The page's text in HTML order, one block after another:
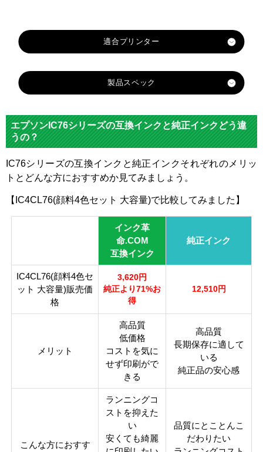
製品スペック
応
メ
ー
カ
ー
エプソン
対
型
番
IC
BK
ッ
ク
）
IC
ア
ン)
IC
タ)
IC
6(
イ
エ
ロ
ー)
IC
シ
ア
IC
IC
BK
ブ
ク
IC
マ
ッ
ク
イ
エ
ロ
ー
ン
ロ
ラ
ッ
ク
ン
顔料
エプソンIC76シリーズの互換インクと純正インクどう違
うの？
IC76シリーズの互換インクと純正インクそれぞれのメリッ
トとどんな方におすすめか見てみましょう。
【IC4CL76(顔料4色セット 大容量)で比較してみました】
インク革
命.COM
互換インク
純正インク
IC4CL76(顔料4色セ
ット 大容量)販売価
格
3,620円
純正より71%お
得
12,510円
メリット
高品質
低価格
コストを気に
せず印刷がで
きる
高品質
長期保存に適して
いる
純正品の安心感
こんな方におすす
ランニングコ
ストを抑えた
い
安くても綺麗
品質にとことんこ
だわりたい